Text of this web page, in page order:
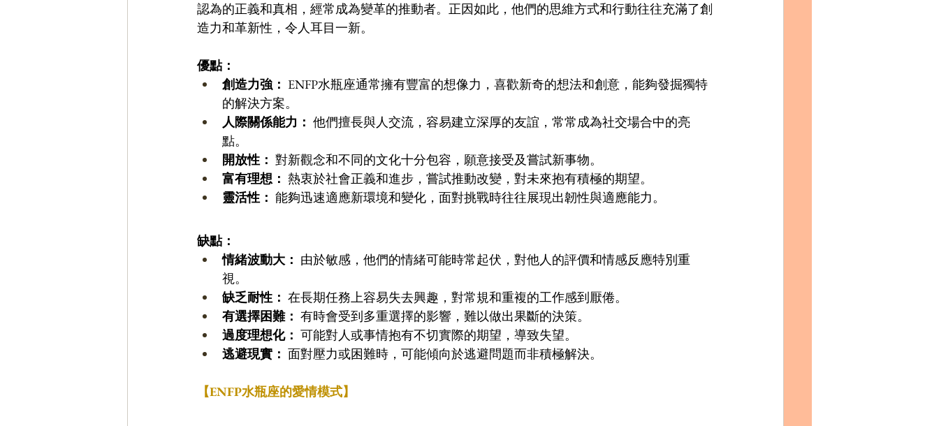
認為的正義和真相，經常成為變革的推動者。正因如此，他們的思維方式和行動往往充滿了創
造力和革新性，令人耳目一新。
優點：
創造力強： ENFP水瓶座通常擁有豐富的想像力，喜歡新奇的想法和創意，能夠發掘獨特
的解決方案。
人際關係能力： 他們擅長與人交流，容易建立深厚的友誼，常常成為社交場合中的亮
點。
開放性： 對新觀念和不同的文化十分包容，願意接受及嘗試新事物。
富有理想： 熱衷於社會正義和進步，嘗試推動改變，對未來抱有積極的期望。
靈活性： 能夠迅速適應新環境和變化，面對挑戰時往往展現出韌性與適應能力。
缺點：
情緒波動大： 由於敏感，他們的情緒可能時常起伏，對他人的評價和情感反應特別重
視。
缺乏耐性： 在長期任務上容易失去興趣，對常規和重複的工作感到厭倦。
有選擇困難： 有時會受到多重選擇的影響，難以做出果斷的決策。
過度理想化： 可能對人或事情抱有不切實際的期望，導致失望。
逃避現實： 面對壓力或困難時，可能傾向於逃避問題而非積極解決。
【ENFP水瓶座的愛情模式】